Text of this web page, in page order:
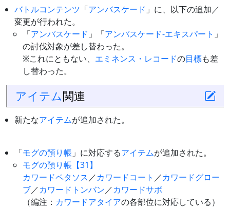
バトルコンテンツ 「アンバスケード 」に、以下の追加／
変更が行われた。
「アンバスケード 」「アンバスケード-エキスパート 」
の討伐対象が差し替わった。
※これにともない、 エミネンス・レコードの目標も差
し替わった。
アイテム関連
新たなアイテムが追加された。
「モグの預り帳 」に対応するアイテムが追加された。
モグの預り帳【31】
カワードペタソス ／カワードコート ／カワードグロー
ブ／カワードトンバン／カワードサボ
（編注： カワードアタイアの各部位に対応している）